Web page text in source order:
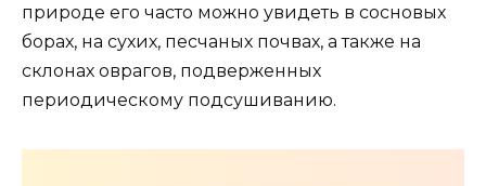
природе его часто можно увидеть в сосновых
борах, на сухих, песчаных почвах, а также на
склонах оврагов, подверженных
периодическому подсушиванию.